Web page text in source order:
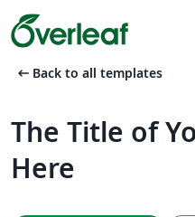
arrow_left_alt Back to all templates
The Title of
Here